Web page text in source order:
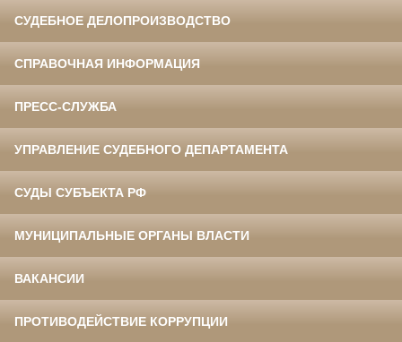
СУДЕБНОЕ ДЕЛОПРОИЗВОДСТВО
СПРАВОЧНАЯ ИНФОРМАЦИЯ
ПРЕСС-СЛУЖБА
УПРАВЛЕНИЕ СУДЕБНОГО ДЕПАРТАМЕНТА
СУДЫ СУБЪЕКТА РФ
МУНИЦИПАЛЬНЫЕ ОРГАНЫ ВЛАСТИ
ВАКАНСИИ
ПРОТИВОДЕЙСТВИЕ КОРРУПЦИИ